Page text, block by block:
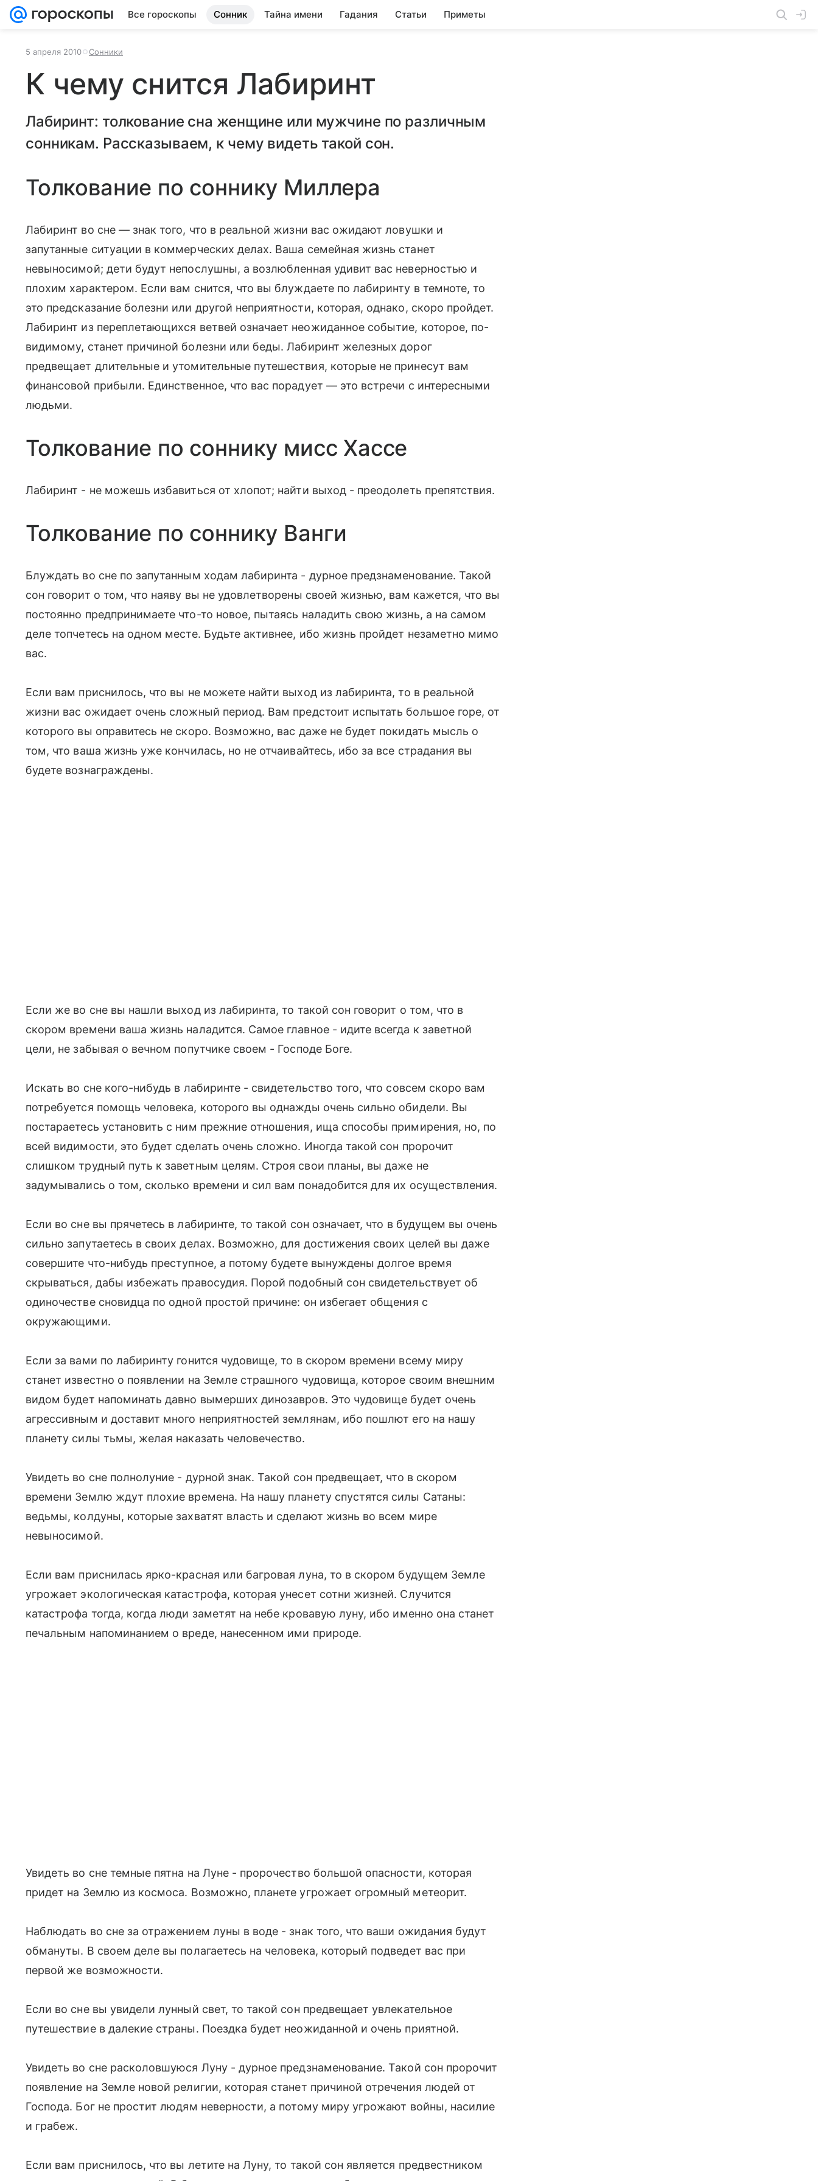
Все гороскопы Сонник Тайна имени Гадания Статьи Приметы
5 апреля 2010 Сонники
К чему снится Лабиринт
Лабиринт: толкование сна женщине или мужчине по различным
сонникам. Рассказываем, к чему видеть такой сон.
Толкование по соннику Миллера
Лабиринт во сне — знак того, что в реальной жизни вас ожидают ловушки и
запутанные ситуации в коммерческих делах. Ваша семейная жизнь станет
невыносимой; дети будут непослушны, а возлюбленная удивит вас неверностью и
плохим характером. Если вам снится, что вы блуждаете по лабиринту в темноте, то
это предсказание болезни или другой неприятности, которая, однако, скоро пройдет.
Лабиринт из переплетающихся ветвей означает неожиданное событие, которое, по-
видимому, станет причиной болезни или беды. Лабиринт железных дорог
предвещает длительные и утомительные путешествия, которые не принесут вам
финансовой прибыли. Единственное, что вас порадует — это встречи с интересными
людьми.
Толкование по соннику мисс Хассе
Лабиринт - не можешь избавиться от хлопот; найти выход - преодолеть препятствия.
Толкование по соннику Ванги
Блуждать во сне по запутанным ходам лабиринта - дурное предзнаменование. Такой
сон говорит о том, что наяву вы не удовлетворены своей жизнью, вам кажется, что вы
постоянно предпринимаете что-то новое, пытаясь наладить свою жизнь, а на самом
деле топчетесь на одном месте. Будьте активнее, ибо жизнь пройдет незаметно мимо
вас.
Если вам приснилось, что вы не можете найти выход из лабиринта, то в реальной
жизни вас ожидает очень сложный период. Вам предстоит испытать большое горе, от
которого вы оправитесь не скоро. Возможно, вас даже не будет покидать мысль о
том, что ваша жизнь уже кончилась, но не отчаивайтесь, ибо за все страдания вы
будете вознаграждены.
Если же во сне вы нашли выход из лабиринта, то такой сон говорит о том, что в
скором времени ваша жизнь наладится. Самое главное - идите всегда к заветной
цели, не забывая о вечном попутчике своем - Господе Боге.
Искать во сне кого-нибудь в лабиринте - свидетельство того, что совсем скоро вам
потребуется помощь человека, которого вы однажды очень сильно обидели. Вы
постараетесь установить с ним прежние отношения, ища способы примирения, но, по
всей видимости, это будет сделать очень сложно. Иногда такой сон пророчит
слишком трудный путь к заветным целям. Строя свои планы, вы даже не
задумывались о том, сколько времени и сил вам понадобится для их осуществления.
Если во сне вы прячетесь в лабиринте, то такой сон означает, что в будущем вы очень
сильно запутаетесь в своих делах. Возможно, для достижения своих целей вы даже
совершите что-нибудь преступное, а потому будете вынуждены долгое время
скрываться, дабы избежать правосудия. Порой подобный сон свидетельствует об
одиночестве сновидца по одной простой причине: он избегает общения с
окружающими.
Если за вами по лабиринту гонится чудовище, то в скором времени всему миру
станет известно о появлении на Земле страшного чудовища, которое своим внешним
видом будет напоминать давно вымерших динозавров. Это чудовище будет очень
агрессивным и доставит много неприятностей землянам, ибо пошлют его на нашу
планету силы тьмы, желая наказать человечество.
Увидеть во сне полнолуние - дурной знак. Такой сон предвещает, что в скором
времени Землю ждут плохие времена. На нашу планету спустятся силы Сатаны:
ведьмы, колдуны, которые захватят власть и сделают жизнь во всем мире
невыносимой.
Если вам приснилась ярко-красная или багровая луна, то в скором будущем Земле
угрожает экологическая катастрофа, которая унесет сотни жизней. Случится
катастрофа тогда, когда люди заметят на небе кровавую луну, ибо именно она станет
печальным напоминанием о вреде, нанесенном ими природе.
Увидеть во сне темные пятна на Луне - пророчество большой опасности, которая
придет на Землю из космоса. Возможно, планете угрожает огромный метеорит.
Наблюдать во сне за отражением луны в воде - знак того, что ваши ожидания будут
обмануты. В своем деле вы полагаетесь на человека, который подведет вас при
первой же возможности.
Если во сне вы увидели лунный свет, то такой сон предвещает увлекательное
путешествие в далекие страны. Поездка будет неожиданной и очень приятной.
Увидеть во сне расколовшуюся Луну - дурное предзнаменование. Такой сон пророчит
появление на Земле новой религии, которая станет причиной отречения людей от
Господа. Бог не простит людям неверности, а потому миру угрожают войны, насилие
и грабеж.
Если вам приснилось, что вы летите на Луну, то такой сон является предвестником